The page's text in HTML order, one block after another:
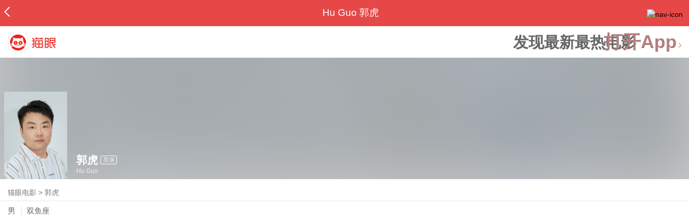
Hu Guo 郭虎
发现最新最热电影打开App
郭虎 导演
Hu Guo
猫眼电影 >郭虎
男
双鱼座